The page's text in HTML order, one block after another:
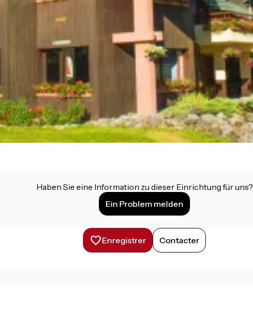
Haben Sie eine Information zu dieser Einrichtung für uns?
Ein Problem melden
Enregistrer Contacter